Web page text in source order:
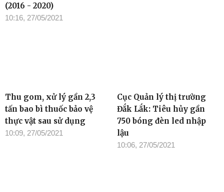
(2016 - 2020)
10:16, 27/05/2021
Thu gom, xử lý gần 2,3
tấn bao bì thuốc bảo vệ
thực vật sau sử dụng
10:09, 27/05/2021
Cục Quản lý thị trường
Đắk Lắk: Tiêu hủy gần
750 bóng đèn led nhập
lậu
10:06, 27/05/2021